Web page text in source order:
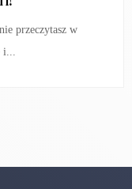
przeczytasz w
i...